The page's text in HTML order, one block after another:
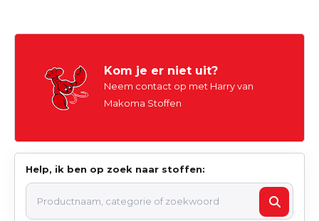
Kom je er niet uit?
Neem contact op met Harry van
Makoma Stoffen
Help, ik ben op zoek naar stoffen: